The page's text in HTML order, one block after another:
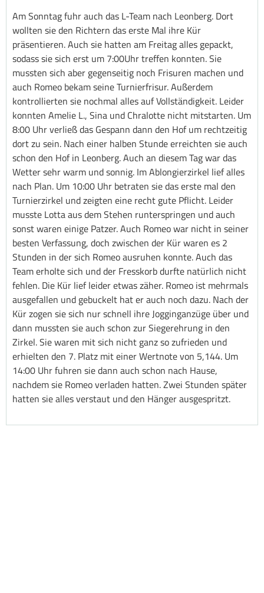
Am Sonntag fuhr auch das L-Team nach Leonberg. Dort
wollten sie den Richtern das erste Mal ihre Kür
präsentieren. Auch sie hatten am Freitag alles gepackt,
sodass sie sich erst um 7:00Uhr treffen konnten. Sie
mussten sich aber gegenseitig noch Frisuren machen und
auch Romeo bekam seine Turnierfrisur. Außerdem
kontrollierten sie nochmal alles auf Vollständigkeit. Leider
konnten Amelie L., Sina und Chralotte nicht mitstarten. Um
8:00 Uhr verließ das Gespann dann den Hof um rechtzeitig
dort zu sein. Nach einer halben Stunde erreichten sie auch
schon den Hof in Leonberg. Auch an diesem Tag war das
Wetter sehr warm und sonnig. Im Ablongierzirkel lief alles
nach Plan. Um 10:00 Uhr betraten sie das erste mal den
Turnierzirkel und zeigten eine recht gute Pflicht. Leider
musste Lotta aus dem Stehen runterspringen und auch
sonst waren einige Patzer. Auch Romeo war nicht in seiner
besten Verfassung, doch zwischen der Kür waren es 2
Stunden in der sich Romeo ausruhen konnte. Auch das
Team erholte sich und der Fresskorb durfte natürlich nicht
fehlen. Die Kür lief leider etwas zäher. Romeo ist mehrmals
ausgefallen und gebuckelt hat er auch noch dazu. Nach der
Kür zogen sie sich nur schnell ihre Jogginganzüge über und
dann mussten sie auch schon zur Siegerehrung in den
Zirkel. Sie waren mit sich nicht ganz so zufrieden und
erhielten den 7. Platz mit einer Wertnote von 5,144. Um
14:00 Uhr fuhren sie dann auch schon nach Hause,
nachdem sie Romeo verladen hatten. Zwei Stunden später
hatten sie alles verstaut und den Hänger ausgespritzt.